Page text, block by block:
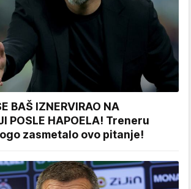
BAŠ IZNERVIRAO NA
POSLE HAPOELA! Treneru
zasmetalo ovo pitanje!